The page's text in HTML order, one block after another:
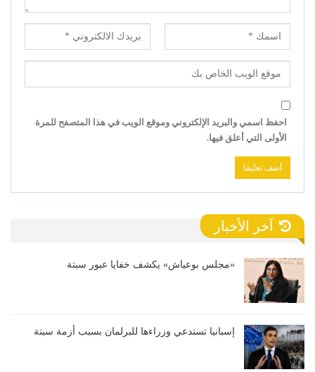
احفظ اسمي والبريد الإلكتروني وموقع الويب في هذا المتصفح للمرة
الأولى التي أعلق فيها.
آخر الأخبار
«مجلس بوعياش» يكشف خفايا عبور سبتة
إسبانيا تستدعي وزراءها للبرلمان بسبب أزمة سبتة